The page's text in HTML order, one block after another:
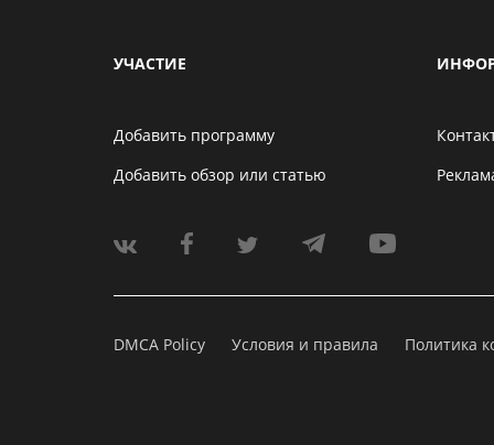
УЧАСТИЕ
Добавить программу
Добавить обзор или статью
DMCA Policy Условия и правила Политика